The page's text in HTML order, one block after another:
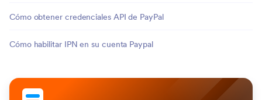
Cómo obtener credenciales API de PayPal
Cómo habilitar IPN en su cuenta Paypal